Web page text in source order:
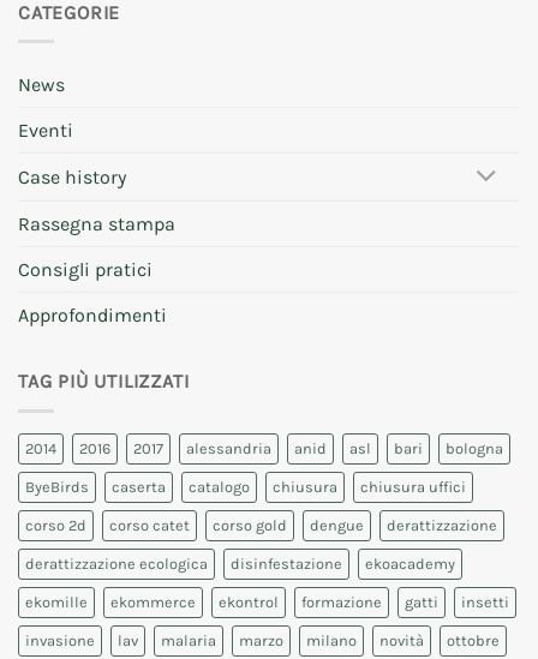
CATEGORIE
News
Eventi
Case history
Rassegna stampa
Consigli pratici
Approfondimenti
TAG PIÙ UTILIZZATI
2014 2016 2017 alessandria anid asl bari bologna
ByeBirds caserta catalogo chiusura chiusura uffici
corso 2d corso catet corso gold dengue derattizzazione
derattizzazione ecologica disinfestazione ekoacademy
ekomille ekommerce ekontrol formazione gatti insetti
invasione lav malaria marzo milano novità ottobre